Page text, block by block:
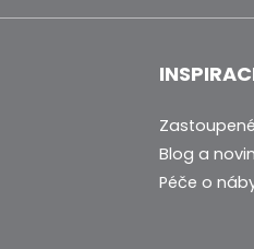
Blog a
Péče o